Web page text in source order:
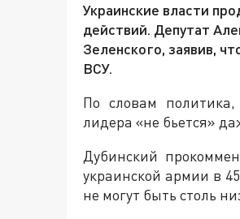
Украинские власти
действий. Депутат
Зеленского, заявив,
ВСУ.
По словам
лидера «не бьется»
Дубинский
украинской армии в
не могут быть столь